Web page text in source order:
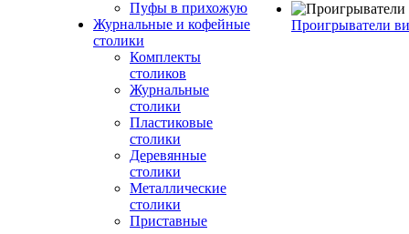
Пуфы в прихожую
Журнальные и кофейные
столики
Комплекты
столиков
Журнальные
столики
Пластиковые
столики
Деревянные
столики
Металлические
столики
Приставные
Проигрыватели